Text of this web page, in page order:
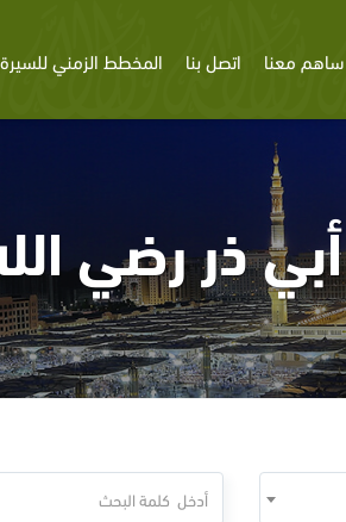
ساهم معنا اتصل بنا المخطط الزمني للسيرة
ذر رضي